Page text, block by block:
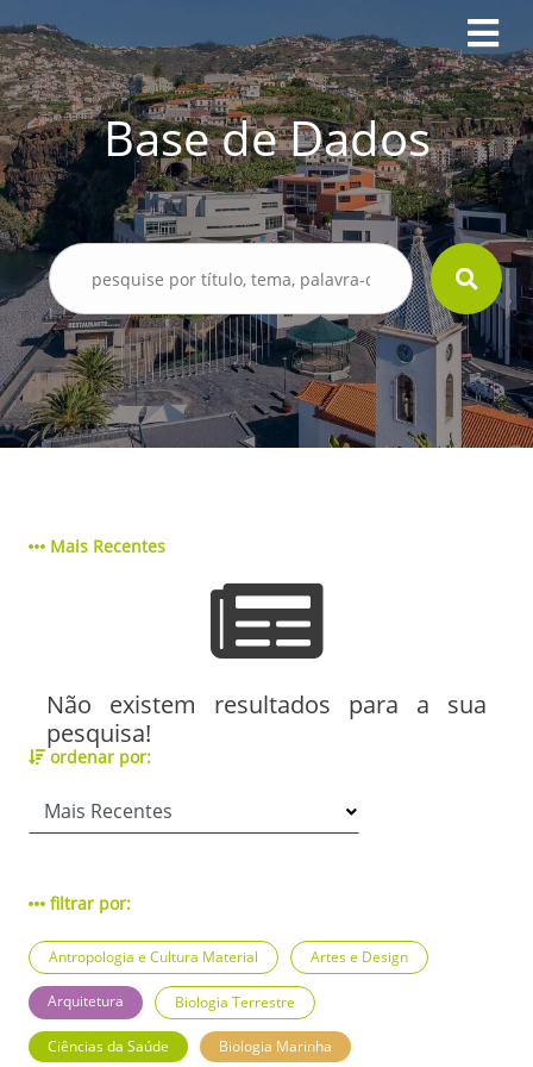
Base de Dados
Mais Recentes
Não existem resultados para a sua
pesquisa!
ordenar por:
filtrar por:
Antropologia e Cultura Material Artes e Design
Arquitetura Biologia Terrestre
Ciências da Saúde Biologia Marinha